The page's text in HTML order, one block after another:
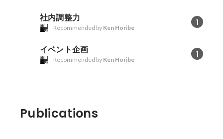
社内調整力 1
Recommended by Ken Horibe
イベント企画 1
Recommended by Ken Horibe
Publications